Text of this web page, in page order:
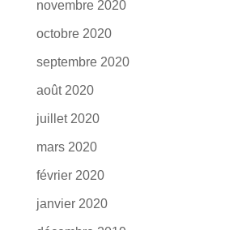
novembre 2020
octobre 2020
septembre 2020
août 2020
juillet 2020
mars 2020
février 2020
janvier 2020